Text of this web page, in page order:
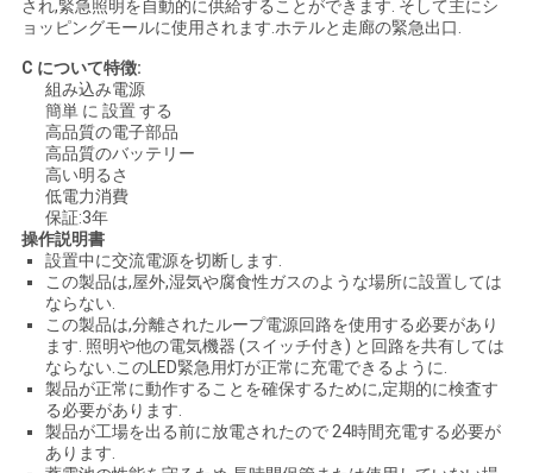
SITEMAP
イ
バ
シ
約
され,緊急照明を自動的に供給することができます. そして主にシ
ョッピングモールに使用されます.ホテルと走廊の緊急出口.
C について特徴:
組み込み電源
簡単 に 設置 する
高品質の電子部品
高品質のバッテリー
高い明るさ
低電力消費
保証:3年
操作説明書
設置中に交流電源を切断します.
この製品は,屋外,湿気や腐食性ガスのような場所に設置しては
ならない.
この製品は,分離されたループ電源回路を使用する必要があり
ます. 照明や他の電気機器 (スイッチ付き) と回路を共有しては
ならない.このLED緊急用灯が正常に充電できるように.
製品が正常に動作することを確保するために,定期的に検査す
る必要があります.
製品が工場を出る前に放電されたので 24時間充電する必要が
あります.